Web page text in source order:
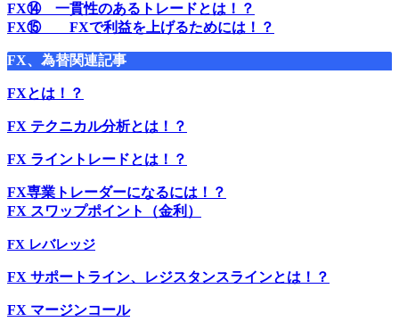
FX⑭ 一貫性のあるトレードとは！？
FX⑮ FXで利益を上げるためには！？
FX、為替関連記事
FXとは！？
FX テクニカル分析とは！？
FX ライントレードとは！？
FX専業トレーダーになるには！？
FX スワップポイント（金利）
FX レバレッジ
FX サポートライン、レジスタンスラインとは！？
FX マージンコール